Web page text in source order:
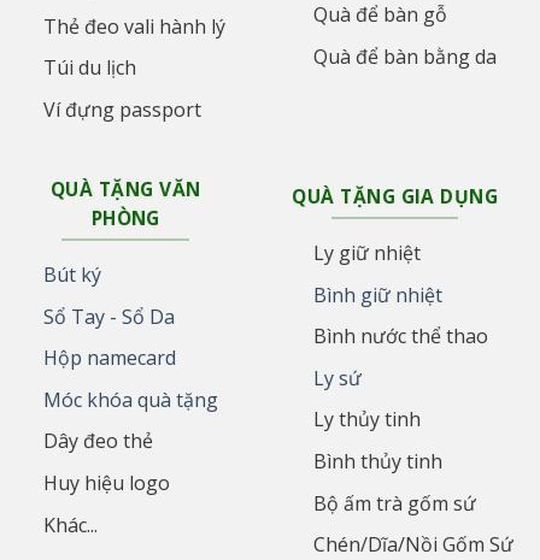
Thẻ đeo vali hành lý
Túi du lịch
Ví đựng passport
Quà để bàn gỗ
Quà để bàn bằng da
QUÀ TẶNG VĂN
PHÒNG
Bút ký
Sổ Tay - Sổ Da
Hộp namecard
Móc khóa quà tặng
Dây đeo thẻ
Huy hiệu logo
Khác...
QUÀ TẶNG GIA DỤNG
Ly giữ nhiệt
Bình giữ nhiệt
Bình nước thể thao
Ly sứ
Ly thủy tinh
Bình thủy tinh
Bộ ấm trà gốm sứ
Chén/Dĩa/Nồi Gốm Sứ